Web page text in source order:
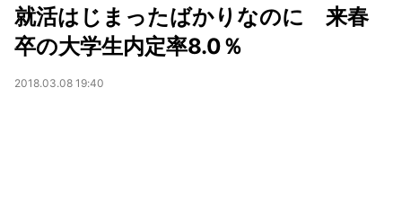
就活はじまったばかりなのに 来春
卒の大学生内定率8.0％
2018.03.08 19:40